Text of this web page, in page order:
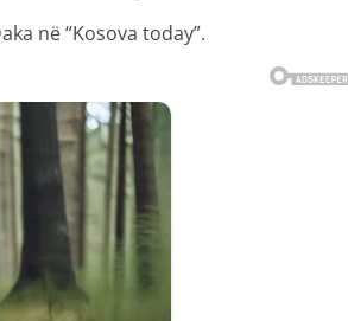
në “Kosova today”.